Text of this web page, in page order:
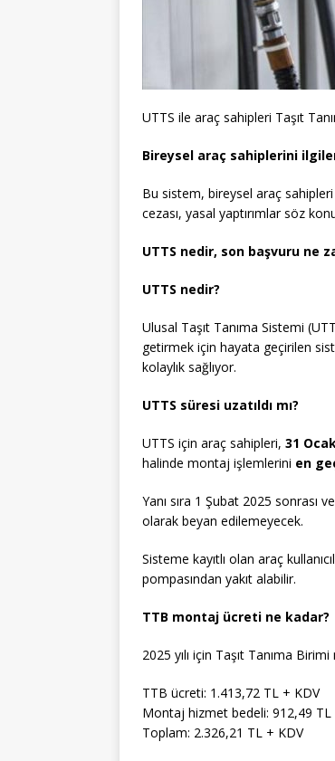
UTTS ile araç sahipleri Taşıt
Bireysel araç sahiplerini
Bu sistem, bireysel araç sahipleri
cezası, yasal yaptırımlar söz
UTTS nedir, son başvuru ne
UTTS nedir?
Ulusal Taşıt Tanıma Sistemi
getirmek için hayata geçirilen
kolaylık sağlıyor.
UTTS süresi uzatıldı mı?
UTTS için araç sahipleri, 31
halinde montaj işlemlerini en
Yanı sıra 1 Şubat 2025 sonrası
olarak beyan edilemeyecek.
Sisteme kayıtlı olan araç
pompasından yakıt alabilir.
TTB montaj ücreti ne kadar?
2025 yılı için Taşıt Tanıma
TTB ücreti: 1.413,72 TL + KDV
Montaj hizmet bedeli: 912,49 TL
Toplam: 2.326,21 TL + KDV